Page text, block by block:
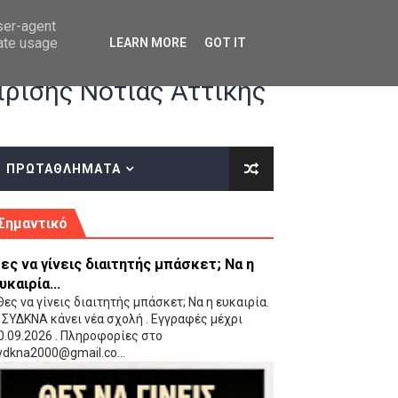
οδηγίες επί του ΚΑΝΟΝΙΣΜΟΥ ΕΓΓΡΑΦΩΝ-ΜΕΤΑΓΡΑΦΩΝ ΤΗΣ
(VIDEO)
Νότιας Αττικής
ΠΡΩΤΑΘΛΗΜΑΤΑ
να γίνεις διαιτητής μπάσκετ; Να η
να γίνεις διαιτητής μπάσκετ; Να η ευκαιρία.
κάνει νέα σχολή . Εγγραφές μέχρι
. Πληροφορίες στο
agent
usage
LEARN MORE GOT IT